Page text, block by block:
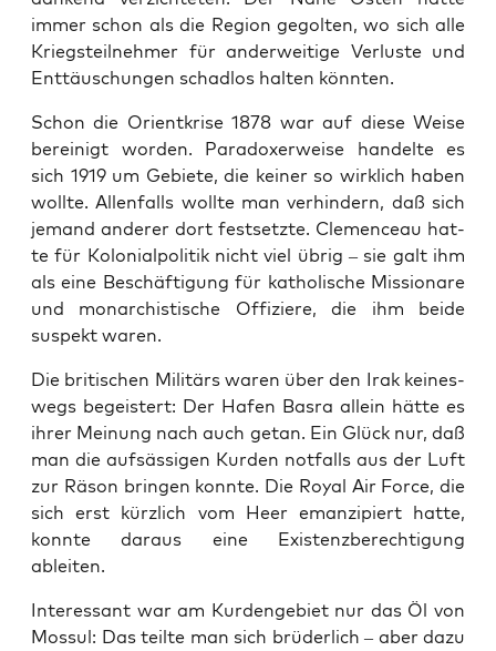
immer schon als die Regi­on gegol­ten, wo sich alle
Kriegs­teil­neh­mer für ander­wei­ti­ge Ver­lus­te und
Ent­täu­schun­gen schad­los hal­ten könnten.
Schon die Ori­ent­kri­se 1878 war auf die­se Wei­se
berei­nigt wor­den. Para­do­xer­wei­se han­del­te es
sich 1919 um Gebie­te, die kei­ner so wirk­lich haben
woll­te. Allen­falls woll­te man ver­hin­dern, daß sich
jemand ande­rer dort fest­setz­te. Cle­men­ceau hat­
te für Kolo­ni­al­po­li­tik nicht viel übrig – sie galt ihm
als eine Beschäf­ti­gung für katho­li­sche Mis­sio­na­re
und mon­ar­chis­ti­sche Offi­zie­re, die ihm bei­de
suspekt waren.
Die bri­ti­schen Mili­tärs waren über den Irak kei­nes­
wegs begeis­tert: Der Hafen Bas­ra allein hät­te es
ihrer Mei­nung nach auch getan. Ein Glück nur, daß
man die auf­säs­si­gen Kur­den not­falls aus der Luft
zur Räson brin­gen konn­te. Die Roy­al Air Force, die
sich erst kürz­lich vom Heer eman­zi­piert hat­te,
konn­te dar­aus eine Exis­tenz­be­rech­ti­gung
ableiten.
Inter­es­sant war am Kur­den­ge­biet nur das Öl von
Mos­sul: Das teil­te man sich brü­der­lich – aber dazu